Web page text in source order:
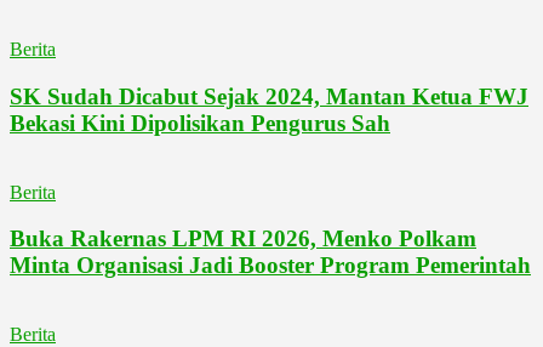
Berita
SK Sudah Dicabut Sejak 2024, Mantan Ketua FWJ
Bekasi Kini Dipolisikan Pengurus Sah
Berita
Buka Rakernas LPM RI 2026, Menko Polkam
Minta Organisasi Jadi Booster Program Pemerintah
Berita